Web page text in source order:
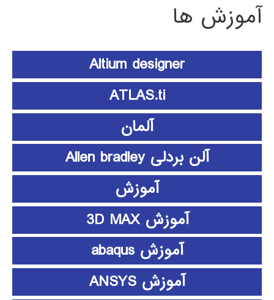
آموزش ها
Altium designer
ATLAS.ti
آلمان
آلن بردلی Allen bradley
آموزش
آموزش 3D MAX
آموزش abaqus
آموزش ANSYS